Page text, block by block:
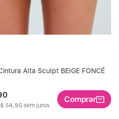
Alta Sculpt BEIGE FONCÉ
54,95 sem juros
Comprar